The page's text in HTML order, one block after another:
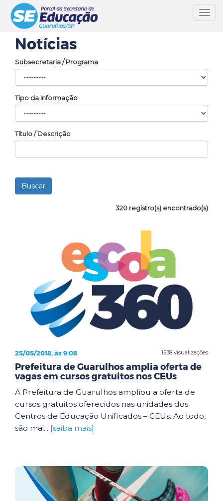
Notícias
Subsecretaria / Programa
Tipo da Informação
Título / Descrição
320 registro(s) encontrado(s)
1538 visualizações
25/05/2018, às 9:08
Prefeitura de Guarulhos amplia oferta de
vagas em cursos gratuitos nos CEUs
A Prefeitura de Guarulhos ampliou a oferta de
cursos gratuitos oferecidos nas unidades dos
Centros de Educação Unificados – CEUs. Ao todo,
são mai... [saiba mais]